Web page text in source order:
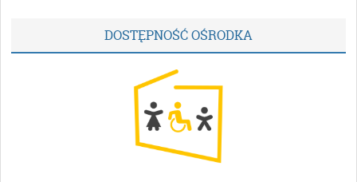
DOSTĘPNOŚĆ OŚRODKA